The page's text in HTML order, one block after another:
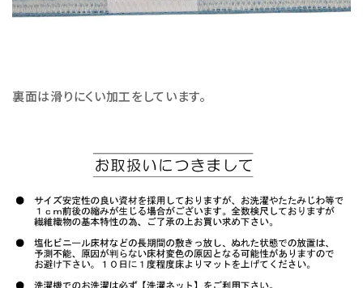
裏面は滑りにくい加工をしています。